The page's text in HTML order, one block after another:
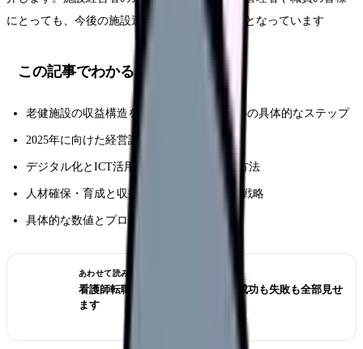
にとっても、今後の施設運営の参考になる内容となっています
この記事でわかること
老健施設の収益構造を根本から改善する5つの具体的なステップ
2025年に向けた経営課題と実践的な対応策
デジタル化とICT活用による業務効率化の方法
人材確保・育成と収益性向上を両立させる戦略
具体的な数値とプロセスを示した改善事例
あわせて読みたい
看護師転職のリアル体験談12選｜成功も失敗も全部見せ
ます